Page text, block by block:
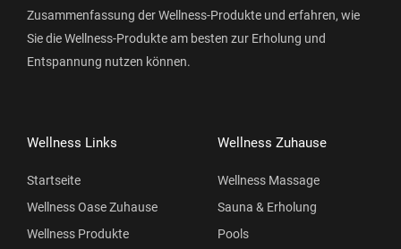
Zusammenfassung der Wellness-Produkte und erfahren, wie
Sie die Wellness-Produkte am besten zur Erholung und
Entspannung nutzen können.
Wellness Links
Startseite
Wellness Oase Zuhause
Wellness Produkte
Wellness Zuhause
Wellness Massage
Sauna & Erholung
Pools